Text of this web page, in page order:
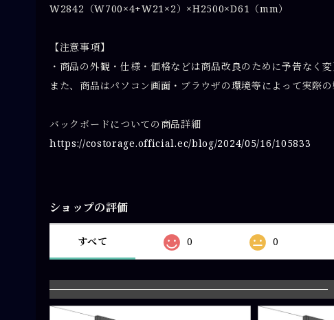
W2842（W700×4+W21×2）×H2500×D61（mm）
【注意事項】
・商品の外観・仕様・価格などは商品改良のために予告なく
また、商品はパソコン画面・ブラウザの環境等によって実際
バックボードについての商品詳細
https://costorage.official.ec/blog/2024/05/16/105833
ショップの評価
すべて 0 0